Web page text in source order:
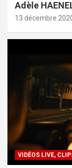
Adèle
13 décembre
VIDÉOS LIVE,